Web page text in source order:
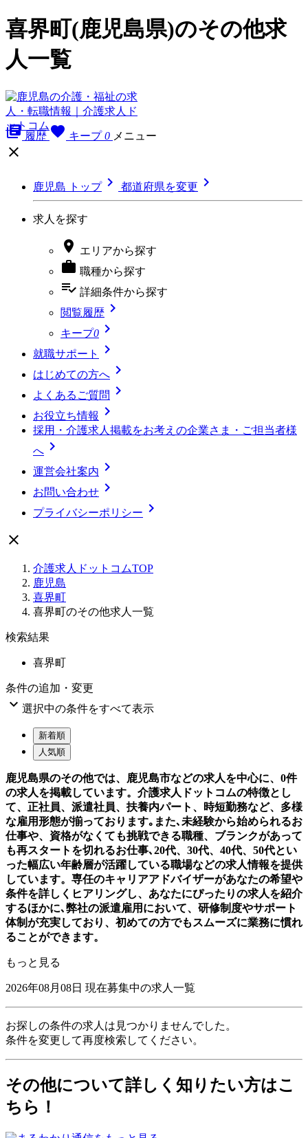
喜界町(鹿児島県)のその他求
人一覧
library_books 履歴 favorite キープ 0 メニュー

鹿児島 トップ 都道府県を変更 
求人を探す
 エリアから探す
 職種から探す
playlist_add_check 詳細条件から探す
閲覧履歴 
キープ0 
就職サポート 
はじめての方へ 
よくあるご質問 
お役立ち情報 
採用・介護求人掲載をお考えの企業さま・ご担当者様
へ 
運営会社案内 
お問い合わせ 
プライバシーポリシー 

介護求人ドットコムTOP
鹿児島
喜界町
喜界町のその他求人一覧
検索結果
喜界町
条件の追加・変更
 選択中の条件をすべて表示
新着順
人気順
鹿児島県のその他では、鹿児島市などの求人を中心に、0件
の求人を掲載しています。介護求人ドットコムの特徴とし
て、正社員、派遣社員、扶養内パート、時短勤務など、多様
な雇用形態が揃っております｡また､未経験から始められるお
仕事や、資格がなくても挑戦できる職種、ブランクがあって
も再スタートを切れるお仕事､20代、30代、40代、50代とい
った幅広い年齢層が活躍している職場などの求人情報を提供
しています。専任のキャリアアドバイザーがあなたの希望や
条件を詳しくヒアリングし、あなたにぴったりの求人を紹介
するほかに､弊社の派遣雇用において、研修制度やサポート
体制が充実しており、初めての方でもスムーズに業務に慣れ
ることができます。
もっと見る
2026年08月08日 現在募集中の求人一覧
お探しの条件の求人は見つかりませんでした。
条件を変更して再度検索してください。
その他について詳しく知りたい方はこ
ちら！